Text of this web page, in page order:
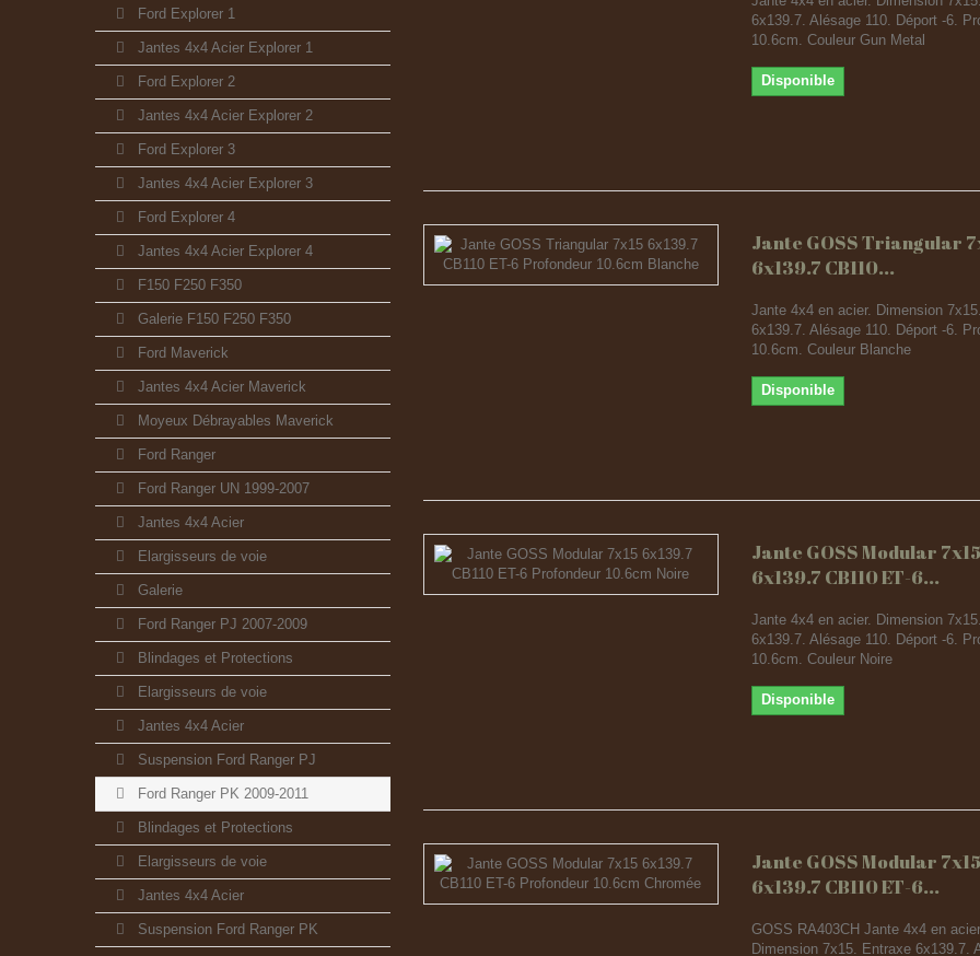
Ford Explorer 1
Jantes 4x4 Acier Explorer 1
Ford Explorer 2
Jantes 4x4 Acier Explorer 2
Ford Explorer 3
Jantes 4x4 Acier Explorer 3
Ford Explorer 4
Jantes 4x4 Acier Explorer 4
F150 F250 F350
Galerie F150 F250 F350
Ford Maverick
Jantes 4x4 Acier Maverick
Moyeux Débrayables Maverick
Ford Ranger
Ford Ranger UN 1999-2007
Jantes 4x4 Acier
Elargisseurs de voie
Galerie
Ford Ranger PJ 2007-2009
Blindages et Protections
Elargisseurs de voie
Jantes 4x4 Acier
Suspension Ford Ranger PJ
Ford Ranger PK 2009-2011
Blindages et Protections
Elargisseurs de voie
Jantes 4x4 Acier
Suspension Ford Ranger PK
6x139.7. Alésage 110. Déport -6.
10.6cm. Couleur Gun Metal
Disponible
Jante GOSS Triangular
6x139.7 CB110...
Jante 4x4 en acier. Dimension
6x139.7. Alésage 110. Déport -6.
10.6cm. Couleur Blanche
Disponible
Jante GOSS Modular 7x15
6x139.7 CB110 ET-6...
Jante 4x4 en acier. Dimension
6x139.7. Alésage 110. Déport -6.
10.6cm. Couleur Noire
Disponible
Jante GOSS Modular 7x15
6x139.7 CB110 ET-6...
GOSS RA403CH Jante 4x4 en
Dimension 7x15. Entraxe 6x139.7.